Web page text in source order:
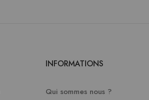
INFORMATIONS
Qui sommes nous ?